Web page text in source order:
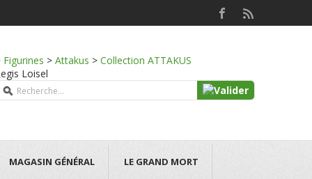
Figurines > Attakus > Collection ATTAKUS
Loisel
MAGASIN GÉNÉRAL LE GRAND MORT